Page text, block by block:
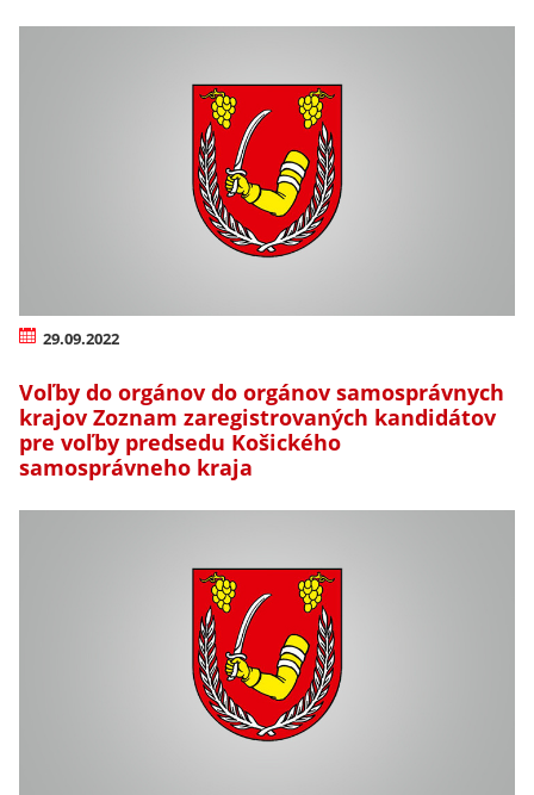
29.09.2022
Voľby do orgánov do orgánov samosprávnych
krajov Zoznam zaregistrovaných kandidátov
pre voľby predsedu Košického
samosprávneho kraja